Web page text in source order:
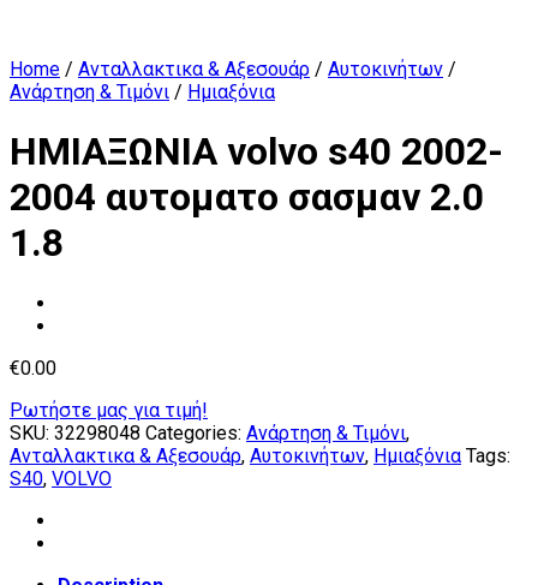
Home / Ανταλλακτικα & Αξεσουάρ / Αυτοκινήτων /
Ανάρτηση & Τιμόνι / Ημιαξόνια
ΗΜΙΑΞΩΝΙΑ volvo s40 2002-
2004 αυτοματο σασμαν 2.0
1.8
€0.00
Ρωτήστε μας για τιμή!
SKU: 32298048 Categories: Ανάρτηση & Τιμόνι,
Ανταλλακτικα & Αξεσουάρ, Αυτοκινήτων, Ημιαξόνια Tags:
S40, VOLVO